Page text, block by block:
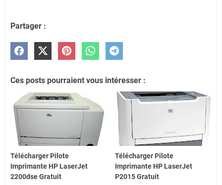
Partager :
Ces posts pourraient vous intéresser :
Télécharger Pilote
Imprimante HP LaserJet
2200dse Gratuit
Télécharger Pilote
Imprimante HP LaserJet
P2015 Gratuit